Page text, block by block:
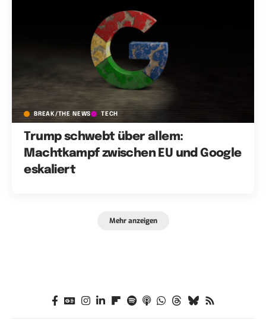
BREAK/THE NEWS TECH
Trump schwebt über allem:
Machtkampf zwischen EU und Google
eskaliert
Mehr anzeigen